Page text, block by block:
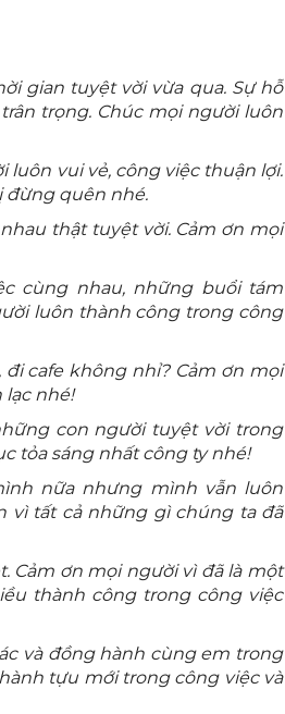
gian tuyệt vời vừa qua. Sự hỗ
trọng. Chúc mọi người luôn
luôn vui vẻ, công việc thuận lợi.
đừng quên nhé.
thật tuyệt vời. Cảm ơn mọi
cùng nhau, những buổi tám
luôn thành công trong công
cafe không nhỉ? Cảm ơn mọi
lạc nhé!
con người tuyệt vời trong
tỏa sáng nhất công ty nhé!
nữa nhưng mình vẫn luôn
vì tất cả những gì chúng ta đã
Cảm ơn mọi người vì đã là một
thành công trong công việc
và đồng hành cùng em trong
tựu mới trong công việc và